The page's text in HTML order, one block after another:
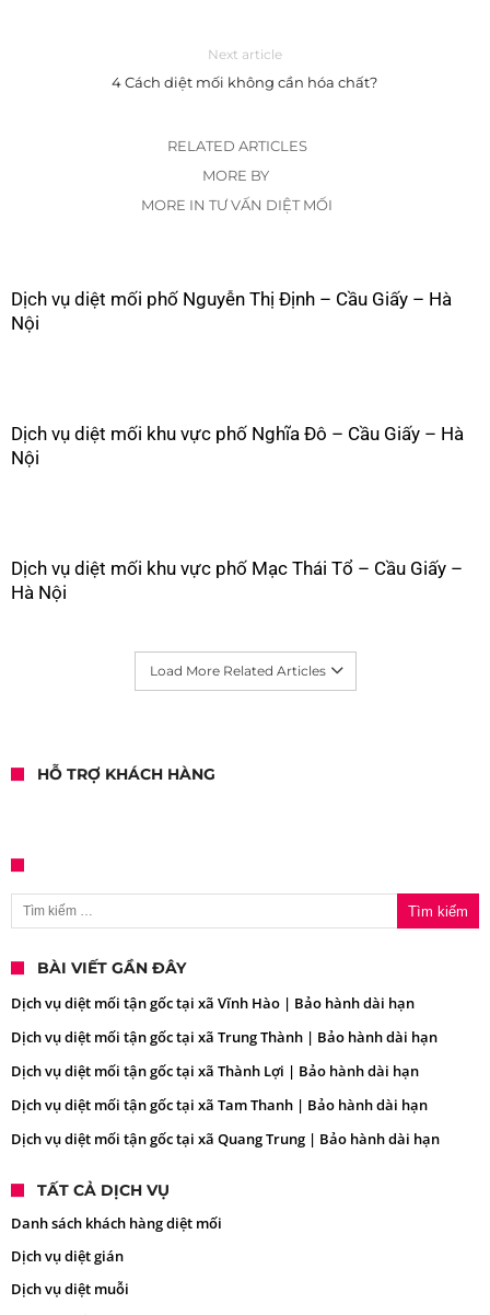
Next article
4 Cách diệt mối không cần hóa chất?
RELATED ARTICLES
MORE BY
MORE IN TƯ VẤN DIỆT MỐI
Dịch vụ diệt mối phố Nguyễn Thị Định – Cầu Giấy – Hà
Nội
Dịch vụ diệt mối khu vực phố Nghĩa Đô – Cầu Giấy – Hà
Nội
Dịch vụ diệt mối khu vực phố Mạc Thái Tổ – Cầu Giấy –
Hà Nội
Load More Related Articles
HỖ TRỢ KHÁCH HÀNG
Tìm kiếm cho:
BÀI VIẾT GẦN ĐÂY
Dịch vụ diệt mối tận gốc tại xã Vĩnh Hào | Bảo hành dài hạn
Dịch vụ diệt mối tận gốc tại xã Trung Thành | Bảo hành dài hạn
Dịch vụ diệt mối tận gốc tại xã Thành Lợi | Bảo hành dài hạn
Dịch vụ diệt mối tận gốc tại xã Tam Thanh | Bảo hành dài hạn
Dịch vụ diệt mối tận gốc tại xã Quang Trung | Bảo hành dài hạn
TẤT CẢ DỊCH VỤ
Danh sách khách hàng diệt mối
Dịch vụ diệt gián
Dịch vụ diệt muỗi